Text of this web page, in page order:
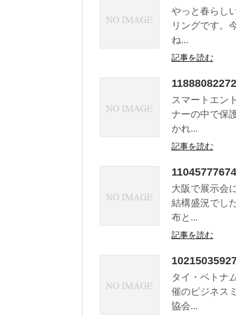
やっと春らし
リングです。
ね...
記事を読む
スマートエン
ナーの中で保
かれ...
記事を読む
大阪で展示会
結構盛況でし
布と...
記事を読む
タイ・ベトナ
催のビジネス
協会...